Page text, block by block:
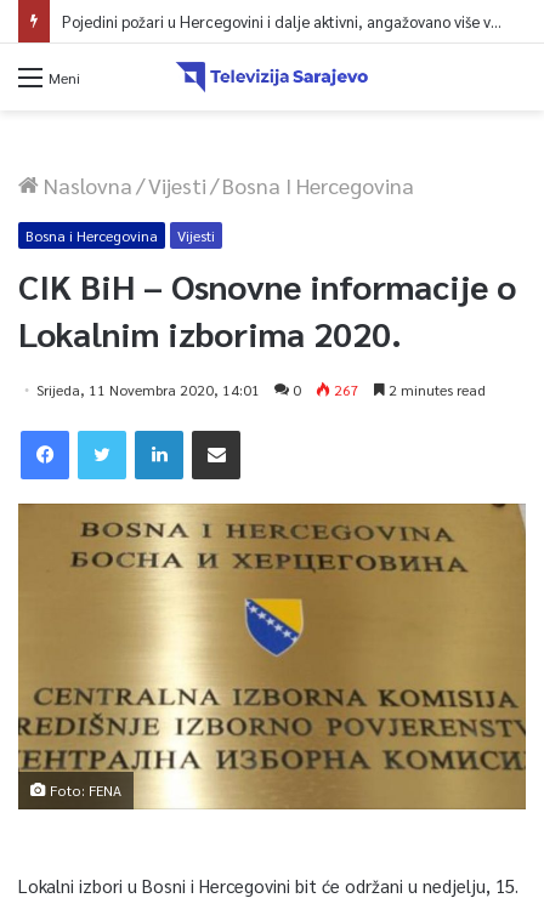
Pojedini požari u Hercegovini i dalje aktivni, angažovano više vatrogasaca i helikopter
Meni
Naslovna/Vijesti/Bosna I Hercegovina
Bosna i Hercegovina Vijesti
CIK BiH – Osnovne informacije o
Lokalnim izborima 2020.
Srijeda, 11 Novembra 2020, 14:01 0 267 2 minutes read
Foto: FENA
Lokalni izbori u Bosni i Hercegovini bit će održani u nedjelju, 15.